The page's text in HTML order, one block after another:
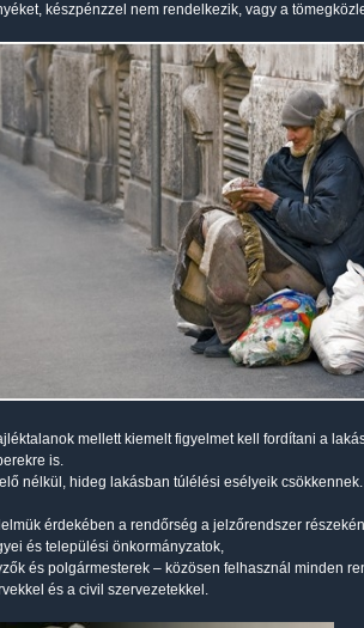
készpénzzel nem rendelkezik, vagy a
mellett kiemelt figyelmet kell fordítani a
is.
nélkül, hideg lakásban túlélési esélyeik csökkennek.
érdekében a rendőrség a jelzőrendszer
és települési önkormányzatok,
és polgármesterek – közösen felhasznál minden
és a civil szervezetekkel.